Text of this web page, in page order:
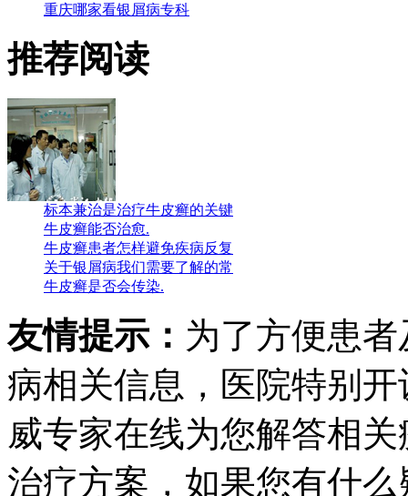
重庆哪家看银屑病专科
推荐阅读
标本兼治是治疗牛皮癣的关键
牛皮癣能否治愈.
牛皮癣患者怎样避免疾病反复
关于银屑病我们需要了解的常
牛皮癣是否会传染.
友情提示： 为了方便患
病相关信息，医院特别
威专家在线为您解答相
治疗方案，如果您有什